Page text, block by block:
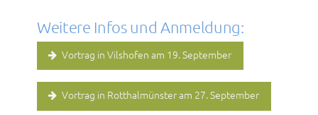
Weitere Infos und Anmeldung:
Vortrag in Vilshofen am 19. September
Vortrag in Rotthalmünster am 27. September